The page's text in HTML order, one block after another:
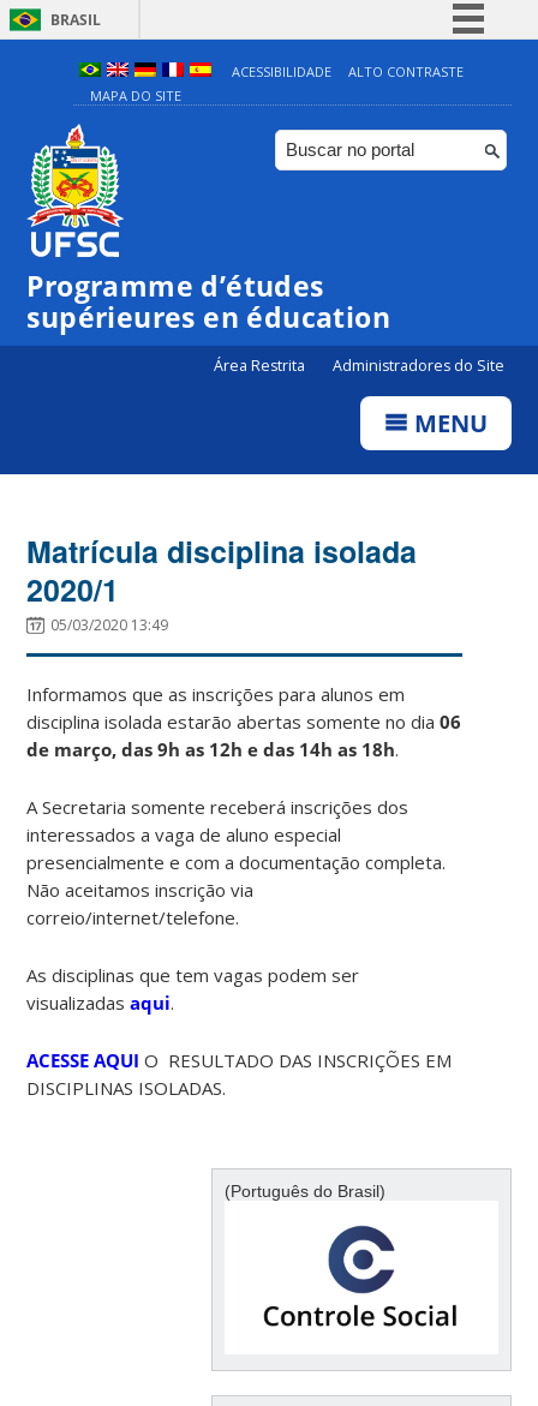
BRASIL
Simplifique!
Comunica BR
Participe
ACESSIBILIDADE
ALTO CONTRASTE
MAPA DO SITE
Programme d’études
supérieures en éducation
Área Restrita Administradores do Site
MENU
Matrícula disciplina isolada
2020/1
05/03/2020 13:49
Informamos que as inscrições para alunos em
disciplina isolada estarão abertas somente no dia06
de março, das 9h as 12h e das 14h as 18h.
A Secretaria somente receberá inscrições dos
interessados a vaga de aluno especial
presencialmente e com a documentação completa.
Não aceitamos inscrição via
correio/internet/telefone.
As disciplinas que tem vagas podem ser
visualizadasaqui.
ACESSE AQUI O RESULTADO DAS INSCRIÇÕES EM
DISCIPLINAS ISOLADAS.
(Português do Brasil)